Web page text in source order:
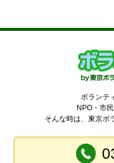
ボランテ
NPO・市
そんな時は、東京ボ